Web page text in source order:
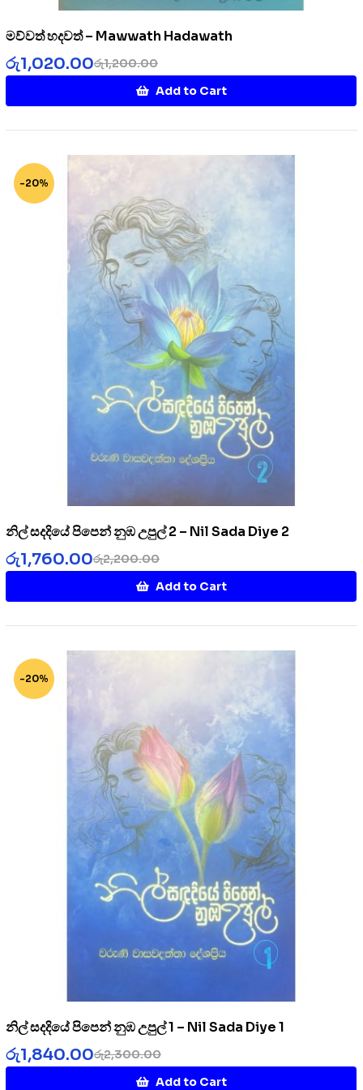
මව්වත් හදවත් – Mawwath Hadawath
රු1,200.00
රු1,020.00
Add to Cart
-20%
නිල් සදදියේ පිපෙන් නුඹ උපුල් 2 – Nil Sada Diye 2
රු2,200.00
රු1,760.00
Add to Cart
-20%
නිල් සදදියේ පිපෙන් නුඹ උපුල් 1 – Nil Sada Diye 1
රු2,300.00
රු1,840.00
Add to Cart